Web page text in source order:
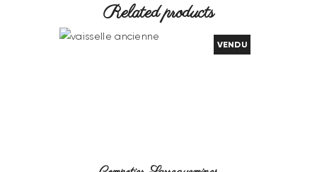
Related products
VENDU